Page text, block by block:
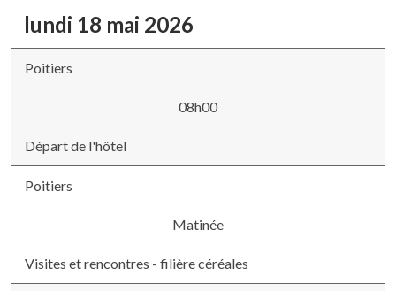
lundi 18 mai 2026
Poitiers
08h00
Départ de l'hôtel
Poitiers
Matinée
Visites et rencontres - filière céréales